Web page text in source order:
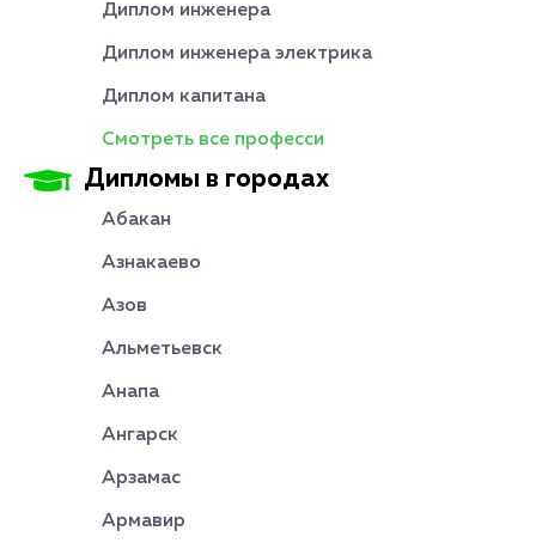
Диплом инженера
Диплом инженера электрика
Диплом капитана
Смотреть все професси
Дипломы в городах
Абакан
Азнакаево
Азов
Альметьевск
Анапа
Ангарск
Арзамас
Армавир